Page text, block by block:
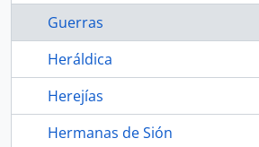
Guerras
Heráldica
Herejías
Hermanas de Sión